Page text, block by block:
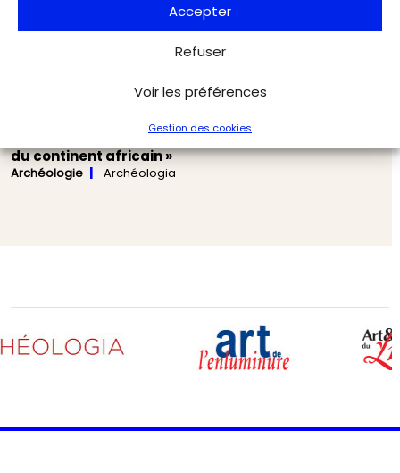
Accepter
Refuser
Voir les préférences
Gestion des cookies
« Le berceau de l’Humanité est à l’échelle
du continent africain »
Archéologie Archéologia